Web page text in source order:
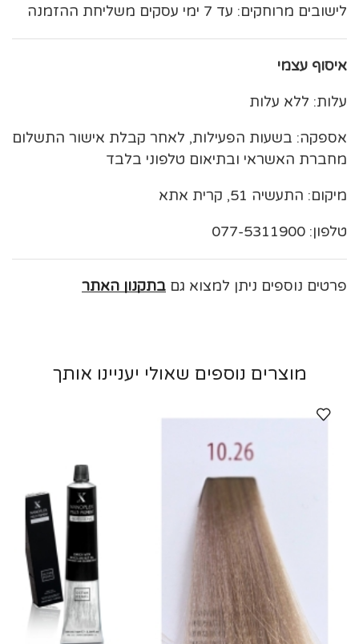
לישובים מרוחקים: עד 7 ימי עסקים משליחת ההזמנה
איסוף עצמי
עלות: ללא עלות
אספקה: בשעות הפעילות, לאחר קבלת אישור התשלום
מחברת האשראי ובתיאום טלפוני בלבד
מיקום: התעשיה 51, קרית אתא
טלפון: 077-5311900
פרטים נוספים ניתן למצוא גם בתקנון האתר
מוצרים נוספים שאולי יעניינו אותך